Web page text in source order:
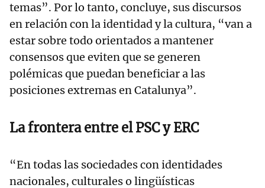
temas”. Por lo tanto, concluye, sus discursos
en relación con la identidad y la cultura, “van a
estar sobre todo orientados a mantener
consensos que eviten que se generen
polémicas que puedan beneficiar a las
posiciones extremas en Catalunya”.
La frontera entre el PSC y ERC
“En todas las sociedades con identidades
nacionales, culturales o lingüísticas